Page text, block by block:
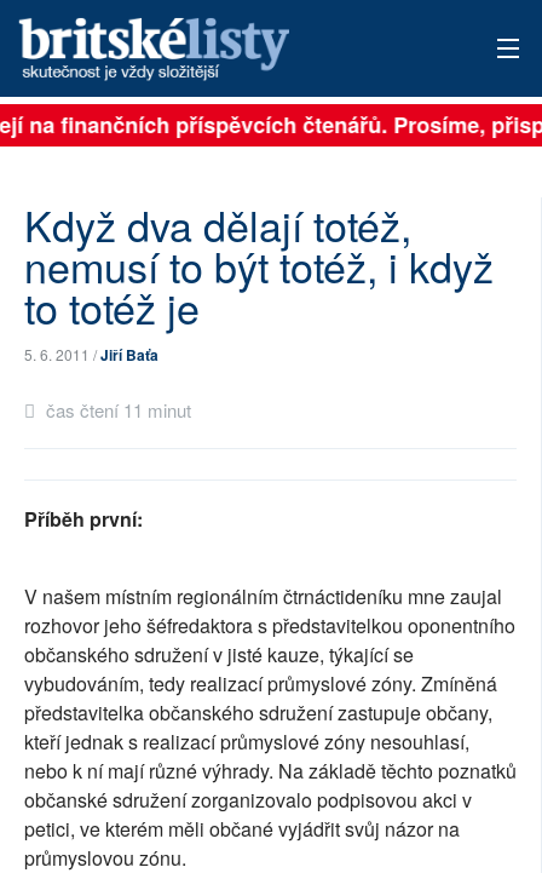
PŘIHLÁSIT
ARCHIV
ROZHOVORY
TÉMATA
NEJČTENĚJŠÍ ZA 7 DNÍ
PŘÍSPĚVKY NA PROVOZ
RUBRIKY
PLNÁ VERZE STRÁNEK
na finančních příspěvcích čtenářů. Prosíme,
Když dva dělají totéž,
nemusí to být totéž, i když
to totéž je
5. 6. 2011 /Jiří Baťa
čas čtení 11 minut
Příběh první:
V našem místním regionálním čtrnáctideníku mne zaujal
rozhovor jeho šéfredaktora s představitelkou oponentního
občanského sdružení v jisté kauze, týkající se
vybudováním, tedy realizací průmyslové zóny. Zmíněná
představitelka občanského sdružení zastupuje občany,
kteří jednak s realizací průmyslové zóny nesouhlasí,
nebo k ní mají různé výhrady. Na základě těchto poznatků
občanské sdružení zorganizovalo podpisovou akci v
petici, ve kterém měli občané vyjádřit svůj názor na
průmyslovou zónu.